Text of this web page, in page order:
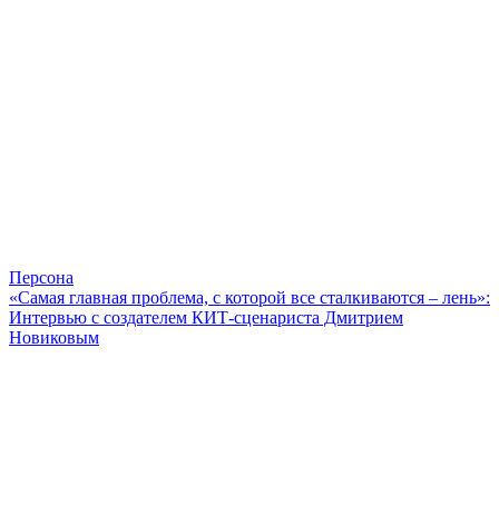
Персона
«Самая главная проблема, с которой все сталкиваются – лень»:
Интервью с создателем КИТ-сценариста Дмитрием
Новиковым